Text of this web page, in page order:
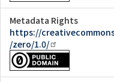
Metadata Rights
https://
/zero/1.0/